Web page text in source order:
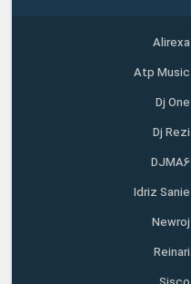
Alirexa
Atp Music
Dj One
Dj Rezi
DJMA6
Idriz Sanie
Newroj
Reinari